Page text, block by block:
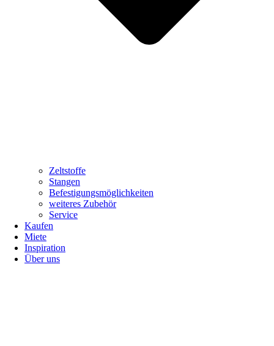
Zeltstoffe
Stangen
Befestigungsmöglichkeiten
weiteres Zubehör
Service
Kaufen
Miete
Inspiration
Über uns